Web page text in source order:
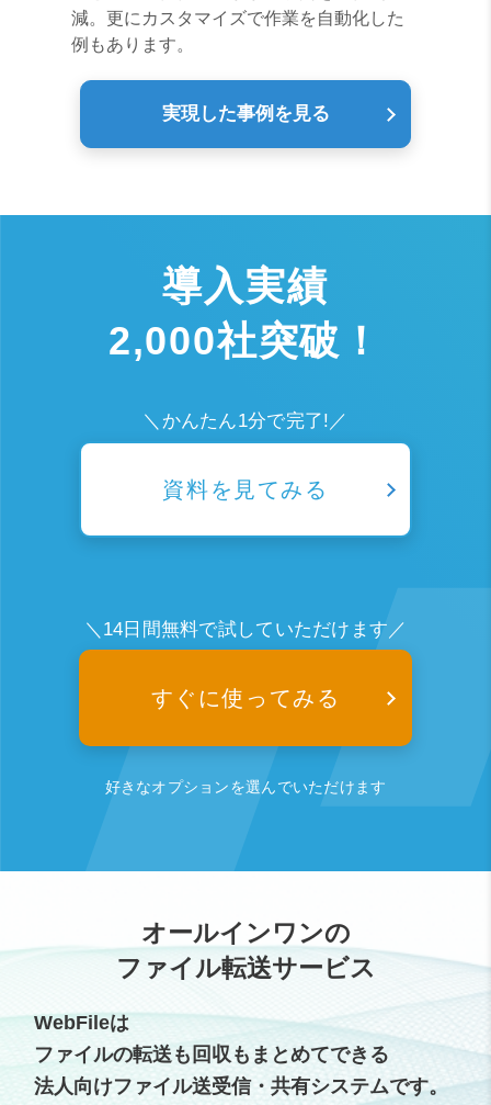
減。更にカスタマイズで作業を自動化した
例もあります。
実現した事例を見る
導入実績
2,000社突破！
＼かんたん1分で完了!／
資料を見てみる
＼14日間無料で試していただけます／
すぐに使ってみる
好きなオプションを選んでいただけます
オールインワンの
ファイル転送サービス
WebFileは
ファイルの転送も回収もまとめてできる
法人向けファイル送受信・共有システムです。